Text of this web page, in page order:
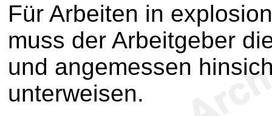
Für Arbeiten in
muss der Arbeitgeber
und angemessen
unterweisen.